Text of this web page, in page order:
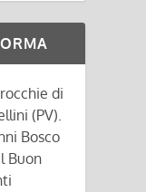
di
(PV).
Bosco
Buon